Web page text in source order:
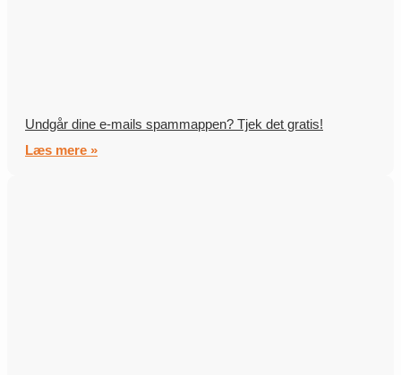
Undgår dine e-mails spammappen? Tjek det gratis!
Læs mere »